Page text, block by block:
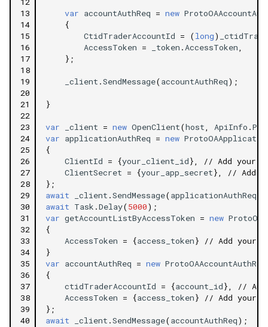
13
14
15
16
17
18
19
20
21
22
23
24
25
26
27
28
29
30
31
32
33
34
35
36
37
38
39
40
var accountAuthReq = new
{
CtidTraderAccountId = (long)
AccessToken = _token .AccessToken,
};
_client .SendMessage(accountAuthReq);
}
var _client = new OpenClient(host, ApiInfo .
var applicationAuthReq = new
{
ClientId = {your_client_id},
// Add your
ClientSecret = {your_app_secret},
// Add
};
await
_client .SendMessage(applicationAuthReq
await Task .Delay(5000);
var getAccountListByAccessToken = new
{
AccessToken = {access_token}
// Add your
}
var accountAuthReq = new ProtoOAAccountAuthReq
{
ctidTraderAccountId = {account_id},
//
AccessToken = {access_token}
// Add your
};
await
_client .SendMessage(accountAuthReq);